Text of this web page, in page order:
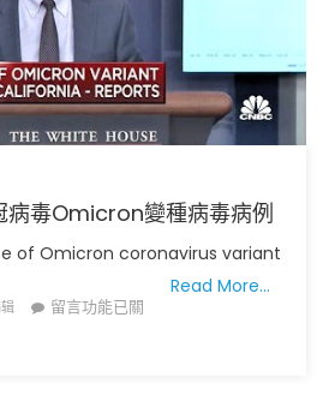
波
士
頓
市
吳
中
病毒Omicron變種病毒病例
of Omicron coronavirus variant
Read More…
在
留言功能已關